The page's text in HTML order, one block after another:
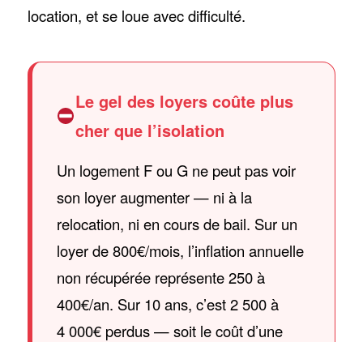
location, et se loue avec difficulté.
Le gel des loyers coûte plus
cher que l’isolation
Un logement F ou G ne peut pas voir
son loyer augmenter — ni à la
relocation, ni en cours de bail. Sur un
loyer de 800€/mois, l’inflation annuelle
non récupérée représente 250 à
400€/an. Sur 10 ans, c’est 2 500 à
4 000€ perdus — soit le coût d’une